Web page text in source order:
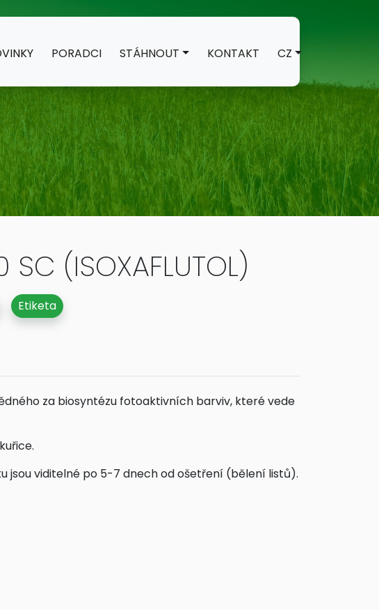
PORADCI STÁHNOUT KONTAKT CZ
SC (ISOXAFLUTOL)
Etiketa
za biosyntézu fotoaktivních barviv, které vede
jsou viditelné po 5-7 dnech od ošetření (bělení listů).